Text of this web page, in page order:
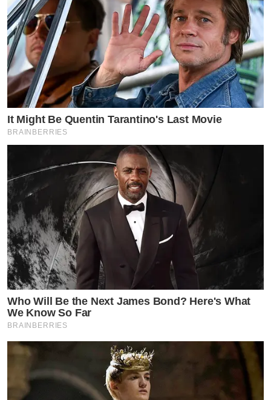
It Might Be Quentin Tarantino's Last Movie
BRAINBERRIES
Who Will Be the Next James Bond? Here's What
We Know So Far
BRAINBERRIES